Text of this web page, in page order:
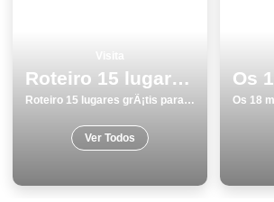
Roteiro 15 lugares grÃ¡tis para visitar no Porto
Roteiro 15 lugares grÃ¡tis para visitar no Porto
Ver Todos